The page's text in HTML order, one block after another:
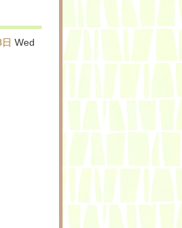
Wed